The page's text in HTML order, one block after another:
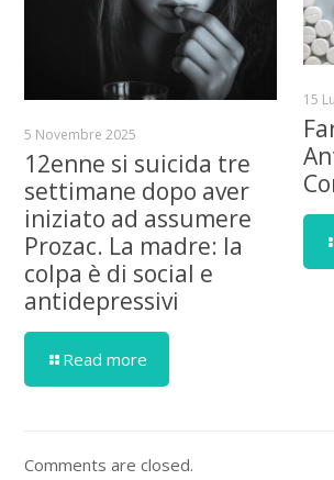
5 Novembre 2025
12enne si suicida tre
settimane dopo aver
iniziato ad assumere
Prozac. La madre: la
colpa è di social e
antidepressivi
Read more
15
Comments are closed.